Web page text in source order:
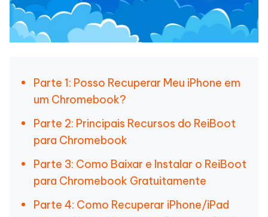
Parte 1: Posso Recuperar Meu iPhone em
um Chromebook?
Parte 2: Principais Recursos do ReiBoot
para Chromebook
Parte 3: Como Baixar e Instalar o ReiBoot
para Chromebook Gratuitamente
Parte 4: Como Recuperar iPhone/iPad